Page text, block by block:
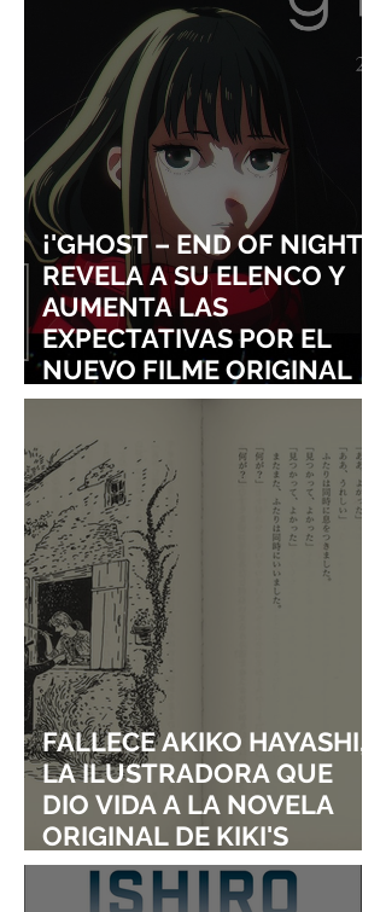
DE SHINGO NATSUME!
¡'GHOST – END OF NIGHT'
REVELA A SU ELENCO Y
AUMENTA LAS
EXPECTATIVAS POR EL
NUEVO FILME ORIGINAL
DE SHINGO NATSUME!
FALLECE AKIKO HAYASHI,
LA ILUSTRADORA QUE
DIO VIDA A LA NOVELA
ORIGINAL DE KIKI'S
DELIVERY SERVICE